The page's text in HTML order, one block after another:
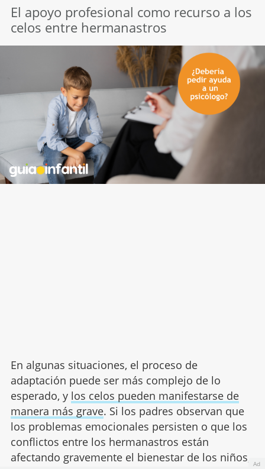
El apoyo profesional como recurso a los
celos entre hermanastros
En algunas situaciones, el proceso de
adaptación puede ser más complejo de lo
esperado, y los celos pueden manifestarse de
manera más grave. Si los padres observan que
los problemas emocionales persisten o que los
conflictos entre los hermanastros están
afectando gravemente el bienestar de los niños,
Ad